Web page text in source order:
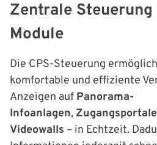
Zentrale Steuerung
Module
Die CPS-Steuerung
komfortable und effiziente
Anzeigen auf Panorama-
Infoanlagen,
Videowalls – in Echtzeit.